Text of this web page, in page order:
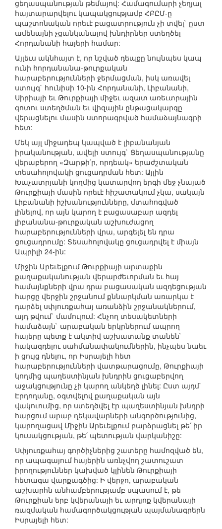
ցեղասպանության թեմայով: Համագումարի չեղյալ
հայտարարվելու կապակցությամբ ՀԲԸՄ-ը
պաշտոնական որեւէ բացատրություն չի տվել` ըստ
ամենայնի չցանկանալով խնդիրներ ստեղծել
Հորդանանի հայերի համար:
Այլեւս ակնհայտ է, որ նշված դեպքը նույնպես կապ
ունի հորդանանա-թուրքական
հարաբերությունների ջերմացման, իսկ առավել
ստույգ` հունիսի 10-ին Հորդանանի, Լիբանանի,
Սիրիայի եւ Թուրքիայի միջեւ ազատ առեւտրային
գոտու ստեղծման եւ վիզային ընթացակարգը
վերացնելու մասին ստորագրված համաձայնագրի
հետ:
Մեկ այլ միջադեպ կապված է լիբանանյան
իրականության, ավելի ստույգ` Ցեղասպանությանը
վերաբերող «Զարթի՛ր, որդեակ» երաժշտական
տեսահոլովակի ցուցադրման հետ: Այլին
Խաչատրյանի կողմից կատարվող երգի մեջ չնայած
Թուրքիայի մասին որեւէ հիշատակում չկա, սակայն
Լիբանանի իշխանությունները, մտահոգված
լինելով, որ այն կարող է բացասաբար ազդել
լիբանանա-թուրքական աշխուժացող
հարաբերությունների վրա, արգելել են դրա
ցուցադրումը: Տեսահոլովակը ցուցադրվել է միայն
Ապրիլի 24-ին:
Միջին Արեւելքում Թուրքիայի արտաքին
քաղաքականության վերարժեւորման եւ հայ
համայնքների վրա դրա բացասական ազդեցության
հարցը վերջին շրջանում քննարկման առարկա է
դարձել սփյուռքահայ առանձին շրջանակներում,
այդ թվում` մամուլում: Հնչող տեսակետների
համաձայն` արաբական երկրներում ապրող
հայերը պետք է ակտիվ աշխատանք տանեն`
հակազդելու սահմանափակումներին, ինչպես նաեւ
ի ցույց դնելու, որ Իսրայելի հետ
հարաբերությունների վատթարացումը, Թուրքիայի
կողմից պաղեստինյան խնդրին ցուցաբերվող
աջակցությունը չի կարող անկեղծ լինել: Ըստ այդմ`
Էրդողանը, օգտվելով քաղաքական այն
վակուումից, որ ստեղծվել էր պաղեստինյան խնդրի
հարցում արաբ ղեկավարների անգործությունից,
կարողացավ Միջին Արեւելքում բարձրացնել թե՛ իր
կուսակցության, թե՛ պետության վարկանիշը:
Սփյուռքահայ գործիչներից շատերը համոզված են,
որ ապագայում հայերին առնչվող շատուշատ
իրողություններ կախված կլինեն Թուրքիայի
հետագա վարքագծից: Ի վերջո, արաբական
աշխարհն անհամբերությամբ սպասում է, թե
Թուրքիան երբ կվերանայի եւ արդյոք կվերանայի
ռազմական համագործակցության պայմանագրերն
Իսրայելի հետ: